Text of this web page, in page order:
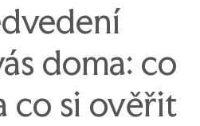
doma: co
co si ověřit